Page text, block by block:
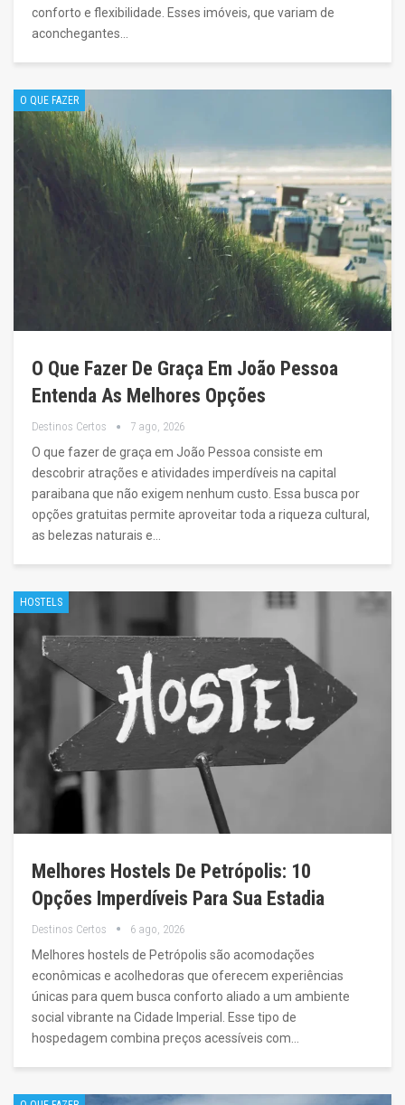
conforto e flexibilidade. Esses imóveis, que variam de
aconchegantes…
O QUE FAZER
O Que Fazer De Graça Em João Pessoa
Entenda As Melhores Opções
Destinos Certos 7 ago, 2026
O que fazer de graça em João Pessoa consiste em
descobrir atrações e atividades imperdíveis na capital
paraibana que não exigem nenhum custo. Essa busca por
opções gratuitas permite aproveitar toda a riqueza cultural,
as belezas naturais e…
HOSTELS
Melhores Hostels De Petrópolis: 10
Opções Imperdíveis Para Sua Estadia
Destinos Certos 6 ago, 2026
Melhores hostels de Petrópolis são acomodações
econômicas e acolhedoras que oferecem experiências
únicas para quem busca conforto aliado a um ambiente
social vibrante na Cidade Imperial. Esse tipo de
hospedagem combina preços acessíveis com…